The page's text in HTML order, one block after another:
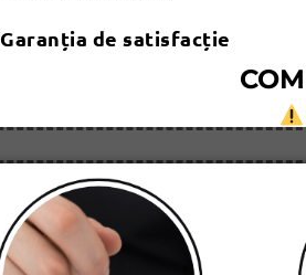
Garanția de satisfacție